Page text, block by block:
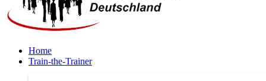
Home
Train-the-Trainer